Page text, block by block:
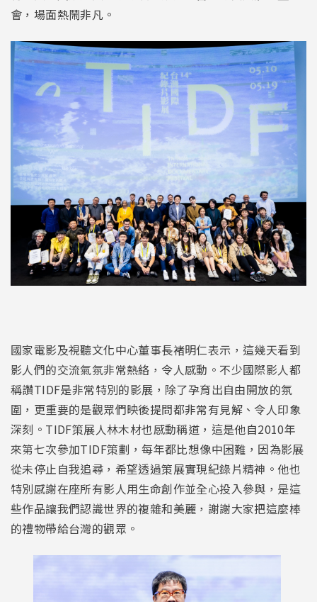
會，場面熱鬧非凡。
國家電影及視聽文化中心董事長褚明仁表示，這幾天看到
影人們的交流氣氛非常熱絡，令人感動。不少國際影人都
稱讚TIDF是非常特別的影展，除了孕育出自由開放的氛
圍，更重要的是觀眾們映後提問都非常有見解、令人印象
深刻。TIDF策展人林木材也感動稱道，這是他自2010年
來第七次參加TIDF策劃，每年都比想像中困難，因為影展
從未停止自我追尋，希望透過策展實現紀錄片精神。他也
特別感謝在座所有影人用生命創作並全心投入參與，是這
些作品讓我們認識世界的複雜和美麗，謝謝大家把這麼棒
的禮物帶給台灣的觀眾。